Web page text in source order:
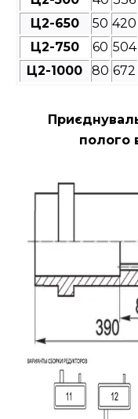
Ц2-650
50 420
Ц2-750
60 504
Ц2-1000
80 672
полого